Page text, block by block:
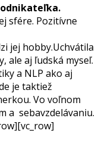
sfére. Pozitívne
jej hobby.Uchvátila
ale aj ľudská myseľ.
a NLP ako aj
je taktiež
Vo voľnom
a sebavzdelávaniu.